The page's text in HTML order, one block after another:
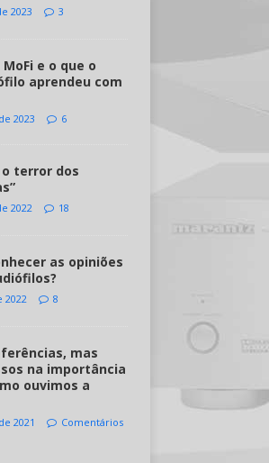
2023 3
e o que o
aprendeu com
2023 6
terror dos
2022 18
as opiniões
2022 8
mas
na importância
ouvimos a
2021
Comentários